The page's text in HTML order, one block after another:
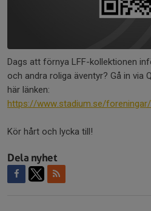
Dags att förnya LFF-kollektionen
och andra roliga äventyr? Gå in via
här länken:
https://www.stadium.se/
Kör hårt och lycka till!
Dela nyhet